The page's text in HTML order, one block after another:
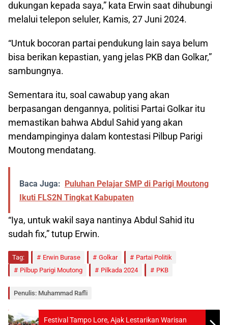
dukungan kepada saya,” kata Erwin saat dihubungi
melalui telepon seluler, Kamis, 27 Juni 2024.
“Untuk bocoran partai pendukung lain saya belum
bisa berikan kepastian, yang jelas PKB dan Golkar,”
sambungnya.
Sementara itu, soal cawabup yang akan
berpasangan dengannya, politisi Partai Golkar itu
memastikan bahwa Abdul Sahid yang akan
mendampinginya dalam kontestasi Pilbup Parigi
Moutong mendatang.
Baca Juga:
Puluhan Pelajar SMP di Parigi Moutong
Ikuti FLS2N Tingkat Kabupaten
“Iya, untuk wakil saya nantinya Abdul Sahid itu
sudah fix,” tutup Erwin.
Tag: Erwin Burase Golkar
Partai Politik
Pilbup Parigi Moutong
Pilkada 2024 PKB
Penulis: Muhammad Rafli
Festival Tampo Lore, Ajak Lestarikan Warisan